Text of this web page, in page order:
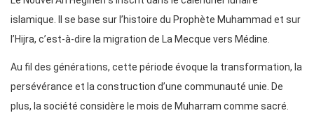
islamique. Il se base sur l’histoire du Prophète Muhammad et sur
l’Hijra, c’est-à-dire la migration de La Mecque vers Médine.
Au fil des générations, cette période évoque la transformation, la
persévérance et la construction d’une communauté unie. De
plus, la société considère le mois de Muharram comme sacré.